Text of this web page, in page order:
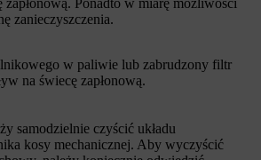
zanieczyszczenia.
w paliwie lub zabrudzony filtr
na świecę zapłonową.
samodzielnie czyścić układu
kosy mechanicznej. Aby wyczyścić